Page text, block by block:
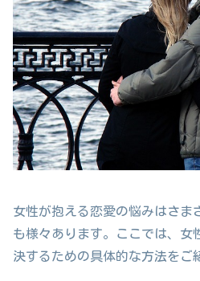
女性が抱える恋愛の悩みはさま
も様々あります。ここでは、女
決するための具体的な方法をご